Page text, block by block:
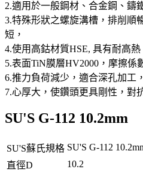
2.適用於一般鋼材、合金鋼、鑄
3.特殊形狀之螺旋溝槽，排削順
短，
4.使用高鈷材質HSE, 具有耐高熱
5.表面TiN膜層HV2000，摩擦係
6.推力負荷減少，適合深孔加工
7.心厚大，使鑽頭更具剛性，對
SU'S G-112 10.2mm
SU'S蘇氏規格 SU'S G-112
直徑D
10.2